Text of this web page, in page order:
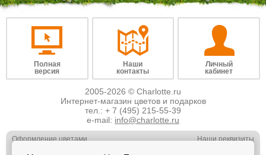
Полная
версия
Наши
контакты
Личный
кабинет
2005-2026 © Charlotte.ru
Интернет-магазин цветов и подарков
тел.: + 7 (495) 215-55-39
e-mail: info@charlotte.ru
Оформление цветами
Наши реквизиты